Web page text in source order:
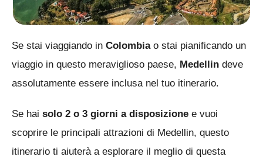
Se stai viaggiando in Colombiao stai pianificando un
viaggio in questo meraviglioso paese, Medellin deve
assolutamente essere inclusa nel tuo itinerario.
Se hai solo 2 o 3 giorni a disposizione e vuoi
scoprire le principali attrazioni di Medellin, questo
itinerario ti aiuterà a esplorare il meglio di questa